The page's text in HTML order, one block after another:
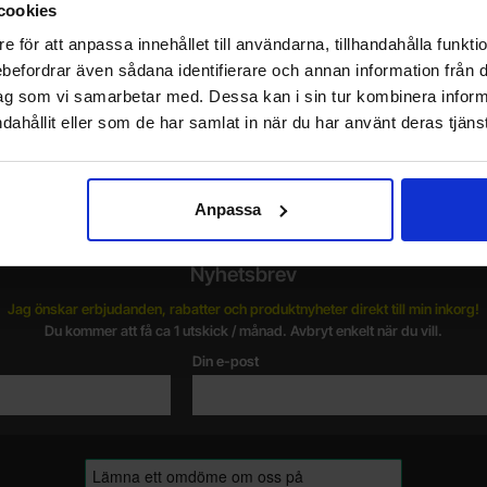
för att anpassa innehållet till användarna, tillhandahålla
även sådana identifierare och annan information från
som vi samarbetar med. Dessa kan i sin tur kombinera
eller som de har samlat in när du har använt deras
Anpassa
Vill du jobba på Electrokit?
Läs mer om att jobba på electrokit
Nyhetsbrev
Jag önskar erbjudanden, rabatter och produktnyheter direkt till min inkorg!
Du kommer att få ca 1 utskick / månad. Avbryt enkelt när du vill.
Din e-post